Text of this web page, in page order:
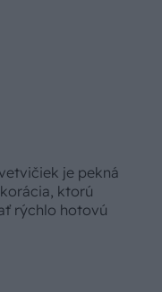
je pekná
ktorú
rýchlo hotovú